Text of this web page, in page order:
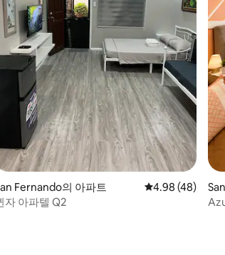
만점), 후기 84개
Fernando의 아파트 평점 4.98점(5점
4.98 (48)
자 아파텔 Q2